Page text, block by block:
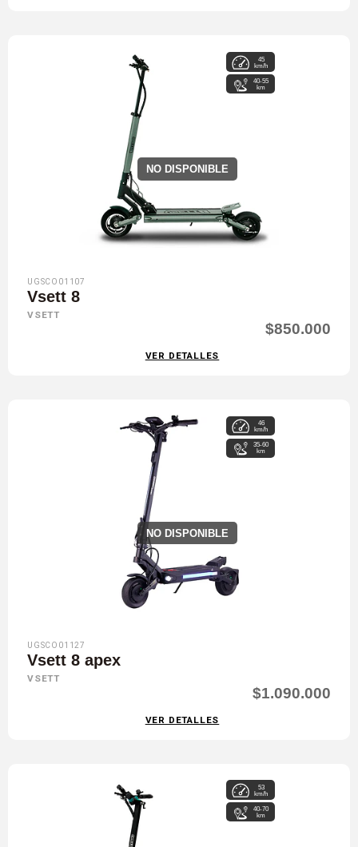
NO DISPONIBLE
45
km/h
40-55
km
UGSCO01107
Vsett 8
VSETT
$850.000
VER DETALLES
NO DISPONIBLE
46
km/h
35-60
km
UGSCO01127
Vsett 8 apex
VSETT
$1.090.000
VER DETALLES
53
km/h
40-70
km